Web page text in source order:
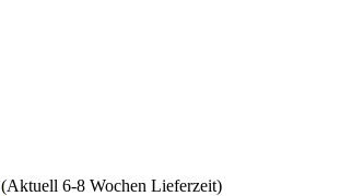
(Aktuell 6-8 Wochen Lieferzeit)